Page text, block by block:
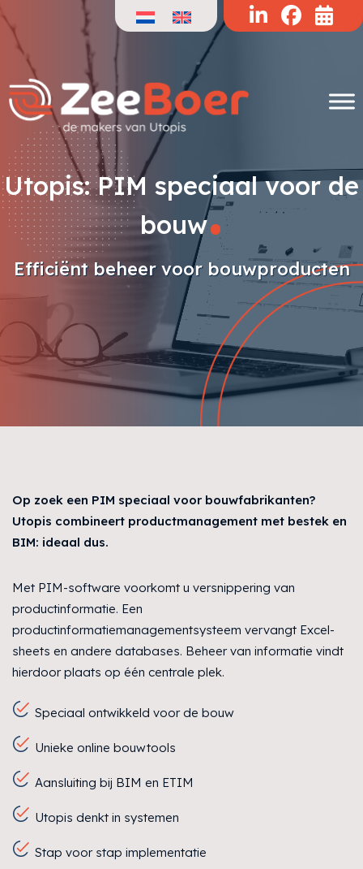
naar
inhoud
Utopis: PIM speciaal voor de
bouw.
Efficiënt beheer voor bouwproducten
Op zoek een PIM speciaal voor bouwfabrikanten?
Utopis combineert productmanagement met bestek en
BIM: ideaal dus.
Met PIM-software voorkomt u versnippering van
productinformatie. Een
productinformatiemanagementsysteem vervangt Excel-
sheets en andere databases. Beheer van informatie vindt
hierdoor plaats op één centrale plek.
Speciaal ontwikkeld voor de bouw
Unieke online bouwtools
Aansluiting bij BIM en ETIM
Utopis denkt in systemen
Stap voor stap implementatie